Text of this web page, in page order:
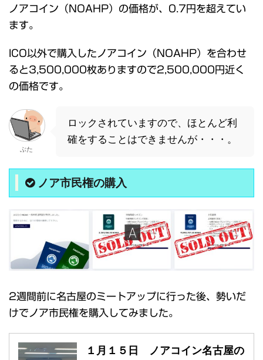
ノアコイン（NOAHP）の価格が、0.7円を超えてい
ます。
ICO以外で購入したノアコイン（NOAHP）を合わせ
ると3,500,000枚ありますので2,500,000円近く
の価格です。
ぶた
ロックされていますので、ほとんど利
確をすることはできませんが・・・。
ノア市民権の購入
2週間前に名古屋のミートアップに行った後、勢いだ
けでノア市民権を購入してみました。
１月１５日 ノアコイン名古屋の